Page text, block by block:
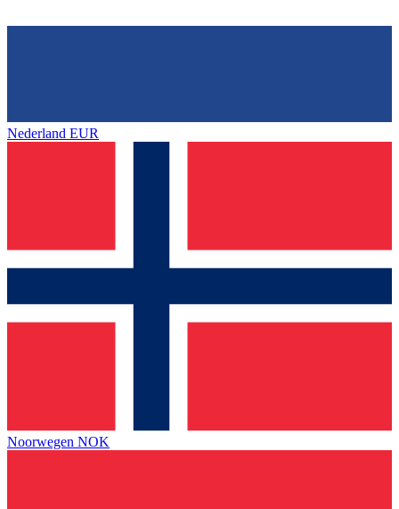
Nederland EUR
Noorwegen NOK